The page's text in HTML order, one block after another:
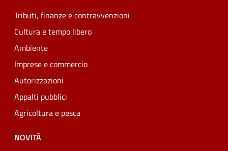
Tributi, finanze e contravvenzioni
Cultura e tempo libero
Ambiente
Imprese e commercio
Autorizzazioni
Appalti pubblici
Agricoltura e pesca
NOVITÀ